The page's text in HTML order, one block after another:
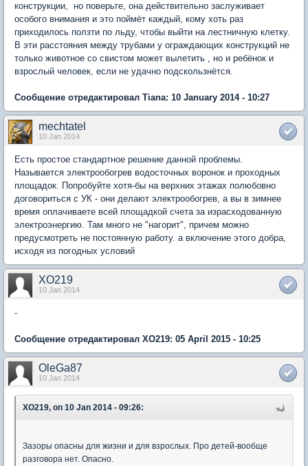
конструкции, но поверьте, она действительно заслуживает
особого внимания и это поймёт каждый, кому хоть раз
приходилось ползти по льду, чтобы выйти на лестничную клетку.
В эти расстояния между трубами у ограждающих конструкций не
только животное со свистом может вылетить , но и ребёнок и
взрослый человек, если не удачно подскользнётся.
Сообщение отредактировал Tiana: 10 January 2014 - 10:27
mechtatel
10 Jan 2014
Есть простое стандартное решение данной проблемы.
Называется электрообогрев водосточных воронок и проходных
площадок. Попробуйте хотя-бы на верхних этажах полюбовно
договориться с УК - они делают электрообогрев, а вы в зимнее
время оплачиваете всей площадкой счета за израсходованную
электроэнергию. Там много не "нагорит", причем можно
предусмотреть не постоянную работу. а включение этого добра,
исходя из погодных условий
XO219
10 Jan 2014
-
Сообщение отредактировал XO219: 05 April 2015 - 10:25
OleGa87
10 Jan 2014
XO219, on 10 Jan 2014 - 09:26:
Зазоры опасны для жизни и для взрослых. Про детей-вообще
разговора нет. Опасно.